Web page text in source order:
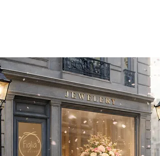
Es gibt keine Produkte
zum Anzeigen.